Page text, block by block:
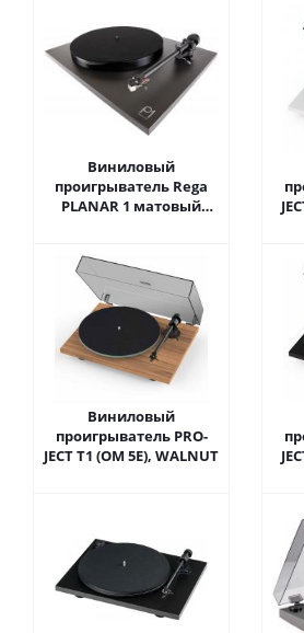
Виниловый
проигрыватель Rega
PLANAR 1 матовый
Виниловый
проигрыватель PRO-
JECT T1 (OM 5E), WALNUT